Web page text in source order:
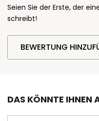
Seien Sie der Erste, der
schreibt!
BEWERTUNG
DAS KÖNNTE IHNEN